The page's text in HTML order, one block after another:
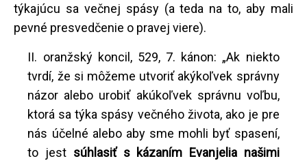
týkajúcu sa večnej spásy (a teda na to, aby mali
pevné presvedčenie o pravej viere).
II. oranžský koncil, 529, 7. kánon: „Ak niekto
tvrdí, že si môžeme utvoriť akýkoľvek správny
názor alebo urobiť akúkoľvek správnu voľbu,
ktorá sa týka spásy večného života, ako je pre
nás účelné alebo aby sme mohli byť spasení,
to jest súhlasiť s kázaním Evanjelia našimi